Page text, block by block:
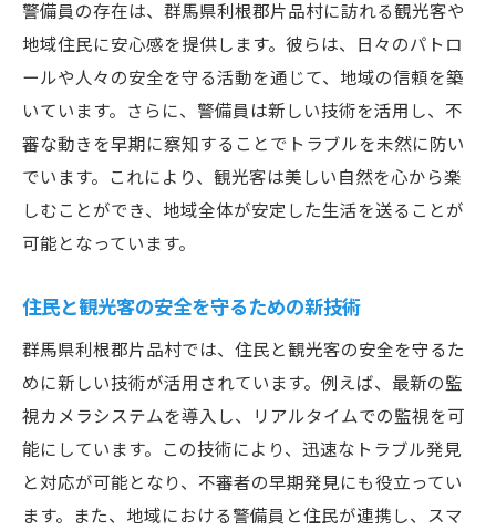
警備員の存在は、群馬県利根郡片品村に訪れる観光客や
地域住民に安心感を提供します。彼らは、日々のパトロ
ールや人々の安全を守る活動を通じて、地域の信頼を築
いています。さらに、警備員は新しい技術を活用し、不
審な動きを早期に察知することでトラブルを未然に防い
でいます。これにより、観光客は美しい自然を心から楽
しむことができ、地域全体が安定した生活を送ることが
可能となっています。
住民と観光客の安全を守るための新技術
群馬県利根郡片品村では、住民と観光客の安全を守るた
めに新しい技術が活用されています。例えば、最新の監
視カメラシステムを導入し、リアルタイムでの監視を可
能にしています。この技術により、迅速なトラブル発見
と対応が可能となり、不審者の早期発見にも役立ってい
ます。また、地域における警備員と住民が連携し、スマ